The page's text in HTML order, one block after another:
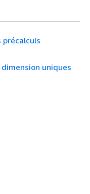
précalculs
uniques